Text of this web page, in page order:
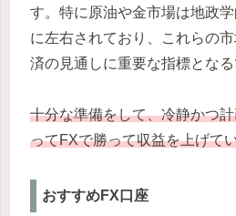
す。特に原油や金市場は地政
に左右されており、これらの
済の見通しに重要な指標となる
十分な準備をして、冷静かつ
ってFXで勝って収益を上げて
おすすめFX口座